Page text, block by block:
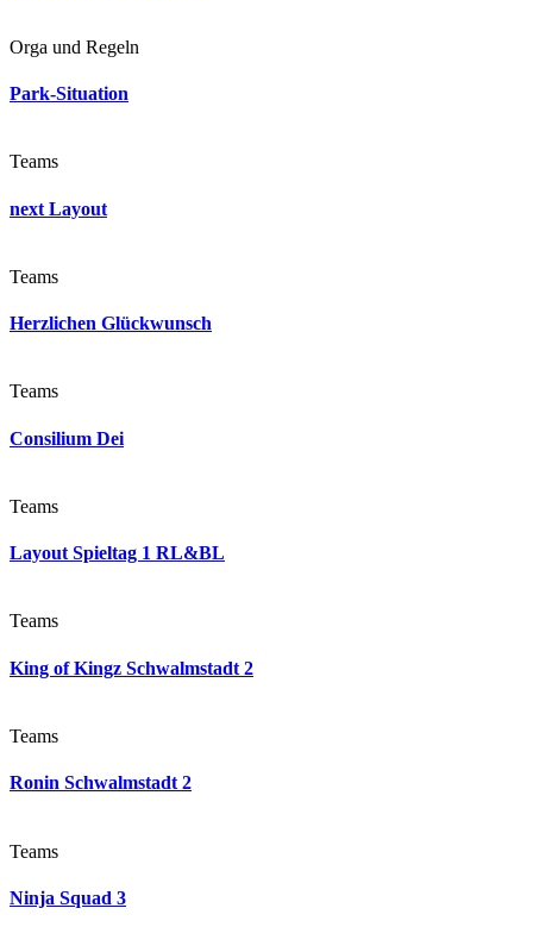
Orga und Regeln
Park-Situation
Teams
next Layout
Teams
Herzlichen Glückwunsch
Teams
Consilium Dei
Teams
Layout Spieltag 1 RL&BL
Teams
King of Kingz Schwalmstadt 2
Teams
Ronin Schwalmstadt 2
Teams
Ninja Squad 3